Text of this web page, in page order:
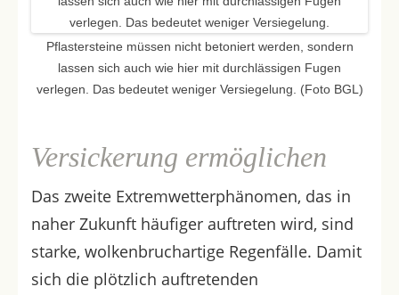
Pflastersteine müssen nicht betoniert werden, sondern
lassen sich auch wie hier mit durchlässigen Fugen
verlegen. Das bedeutet weniger Versiegelung. (Foto BGL)
Versickerung ermöglichen
Das zweite Extremwetterphänomen, das in
naher Zukunft häufiger auftreten wird, sind
starke, wolkenbruchartige Regenfälle. Damit
sich die plötzlich auftretenden